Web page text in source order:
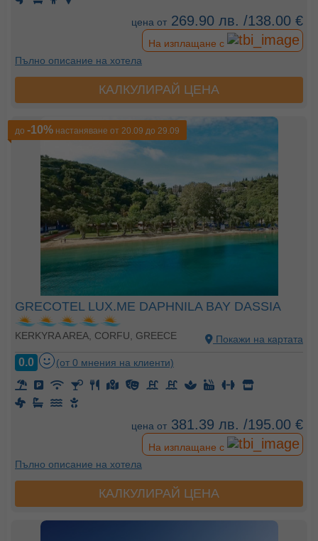
цена от 269.90 лв. /138.00 €
На изплащане с
Пълно описание на хотела
КАЛКУЛИРАЙ ЦЕНА
до -10% настаняване от 20.09 до 29.09
GRECOTEL LUX.ME DAPHNILA BAY DASSIA
KERKYRA AREA, CORFU, GREECE Покажи на картата
0.0 (от 0 мнения на клиенти)
цена от 381.39 лв. /195.00 €
На изплащане с
Пълно описание на хотела
КАЛКУЛИРАЙ ЦЕНА